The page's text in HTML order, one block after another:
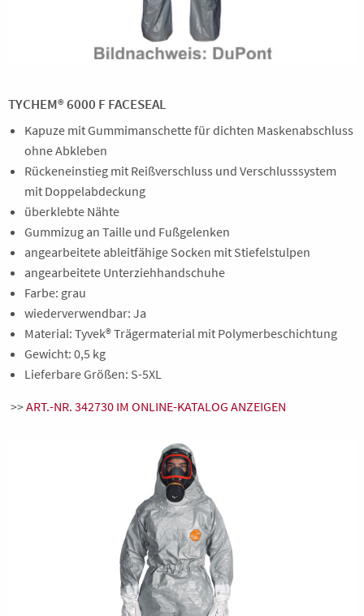
TYCHEM® 6000 F FACESEAL
Kapuze mit Gummimanschette für dichten Maskenabschluss
ohne Abkleben
Rückeneinstieg mit Reißverschluss und Verschlusssystem
mit Doppelabdeckung
überklebte Nähte
Gummizug an Taille und Fußgelenken
angearbeitete ableitfähige Socken mit Stiefelstulpen
angearbeitete Unterziehhandschuhe
Farbe: grau
wiederverwendbar: Ja
Material: Tyvek® Trägermaterial mit Polymerbeschichtung
Gewicht: 0,5 kg
Lieferbare Größen: S-5XL
>>ART.-NR. 342730 IM ONLINE-KATALOG ANZEIGEN